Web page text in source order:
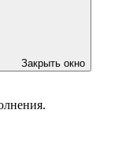
Закрыть окно